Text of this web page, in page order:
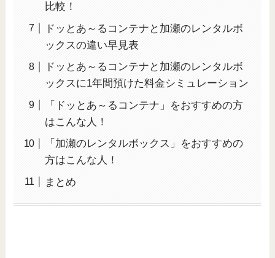
比較！
ドッとあ～るコンテナと加瀬のレンタルボ
ックスの違い早見表
ドッとあ～るコンテナと加瀬のレンタルボ
ックスに1年間預けた料金シミュレーション
「ドッとあ～るコンテナ」をおすすめの方
はこんな人！
「加瀬のレンタルボックス」をおすすめの
方はこんな人！
まとめ